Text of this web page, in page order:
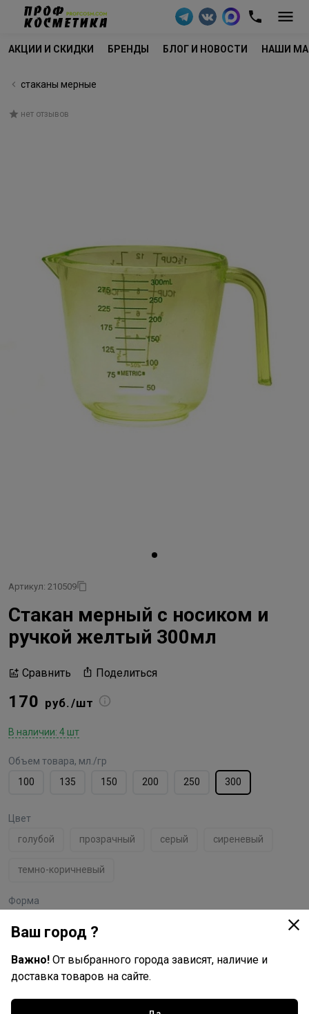
АКЦИИ И СКИДКИ БРЕНДЫ БЛОГ И НОВОСТИ НАШИ
стаканы мерные
нет отзывов
Артикул: 210509
Стакан мерный с носиком и
ручкой желтый 300мл
Сравнить Поделиться
170 руб./шт
В наличии: 4 шт
Объем товара, мл./гр
100
135 150 200 250 300
Цвет
голубой
прозрачный серый сиреневый
темно-коричневый
Форма
Все товары бренда
Ваш город ?
Важно! От выбранного города зависят, наличие и
доставка товаров на сайте.